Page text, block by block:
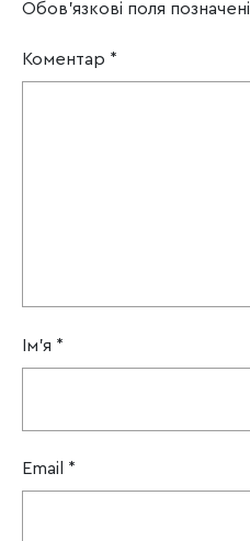
Обов’язкові поля позначені
Коментар *
Ім'я *
Email *